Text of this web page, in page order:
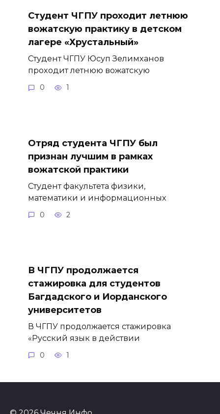
Студент ЧГПУ проходит летнюю
вожатскую практику в детском
лагере «Хрустальный»
Студент ЧГПУ Юсуп Зелимханов
проходит летнюю вожатскую
0 1
Отряд студента ЧГПУ был
признан лучшим в рамках
вожатской практики
Студент факультета физики,
математики и информационных
0 2
В ЧГПУ продолжается
стажировка для студентов
Багдадского и Иорданского
университетов
В ЧГПУ продолжается стажировка
«Русский язык в действии
0 1